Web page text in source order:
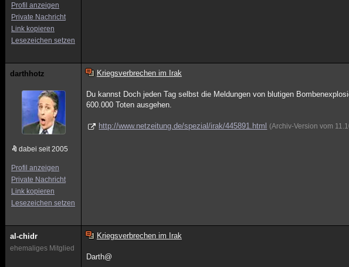
Profil anzeigen
Private Nachricht
Link kopieren
Lesezeichen setzen
darthhotz
dabei seit 2005
Profil anzeigen
Private Nachricht
Link kopieren
Lesezeichen setzen
Kriegsverbrechen im Irak
Du kannst Doch jeden Tag selbst die Meldungen von blutigen
600.000 Toten ausgehen.
http://www.netzeitung.de/spezial/irak/445891.html (Archiv-Version vom
al-chidr
ehemaliges Mitglied
Kriegsverbrechen im Irak
Darth@